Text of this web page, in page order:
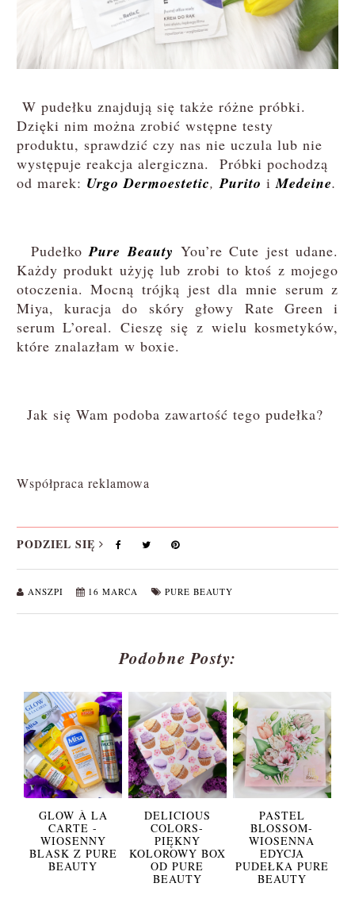
W pudełku znajdują się także różne próbki.
Dzięki nim można zrobić wstępne testy
produktu, sprawdzić czy nas nie uczula lub nie
występuje reakcja alergiczna. Próbki pochodzą
od marek: Urgo Dermoestetic,Purito i Medeine.
PudełkoPure Beauty You’re Cute jest udane.
Każdy produkt użyję lub zrobi to ktoś z mojego
otoczenia. Mocną trójką jest dla mnie serum z
Miya, kuracja do skóry głowy Rate Green i
serum L’oreal. Cieszę się z wielu kosmetyków,
które znalazłam w boxie.
Jak się Wam podoba zawartość tego pudełka?
Współpraca reklamowa
PODZIEL SIĘ
ANSZPI 16 MARCA PURE BEAUTY
Podobne Posty:
GLOW À LA
CARTE -
WIOSENNY
BLASK Z PURE
BEAUTY
DELICIOUS
COLORS-
PIĘKNY
KOLOROWY BOX
OD PURE
BEAUTY
PASTEL
BLOSSOM-
WIOSENNA
EDYCJA
PUDEŁKA PURE
BEAUTY